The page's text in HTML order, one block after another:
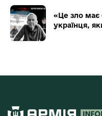
«Це зло має
українця,